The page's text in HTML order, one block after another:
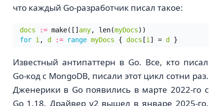
что каждый Go-разработчик писал такое:
docs := make([] any, len(myDocs))
for i, d := range myDocs { docs [i] = d }
Известный антипаттерн в Go. Все, кто писал
Go-код с MongoDB, писали этот цикл сотни раз.
Дженерики в Go появились в марте 2022-го с
Go 1.18. Драйвер v2 вышел в январе 2025-го.